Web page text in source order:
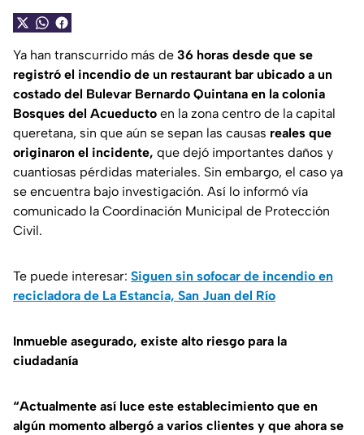
Ya han transcurrido más de 36 horas desde que se
registró el incendio de un restaurant bar ubicado a un
costado del Bulevar Bernardo Quintana en la colonia
Bosques del Acueducto en la zona centro de la capital
queretana, sin que aún se sepan las causas reales que
originaron el incidente, que dejó importantes daños y
cuantiosas pérdidas materiales. Sin embargo, el caso ya
se encuentra bajo investigación. Así lo informó vía
comunicado la Coordinación Municipal de Protección
Civil.
Te puede interesar: Siguen sin sofocar de incendio en
recicladora de La Estancia, San Juan del Río
Inmueble asegurado, existe alto riesgo para la
ciudadanía
“Actualmente así luce este establecimiento que en
algún momento albergó a varios clientes y que ahora se